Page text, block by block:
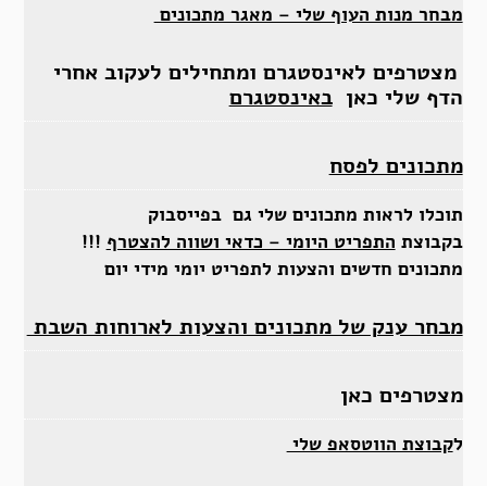
מבחר מנות העוף שלי – מאגר מתכונים
מצטרפים לאינסטגרם ומתחילים לעקוב אחרי
הדף שלי כאןבאינסטגרם
מתכונים לפסח
תוכלו לראות מתכונים שלי גם בפייסבוק
בקבוצת התפריט היומי – כדאי ושווה להצטרף !!!
מתכונים חדשים והצעות לתפריט יומי מידי יום
מבחר ענק של מתכונים והצעות לארוחות השבת
מצטרפים כאן
לקבוצת הווטסאפ שלי